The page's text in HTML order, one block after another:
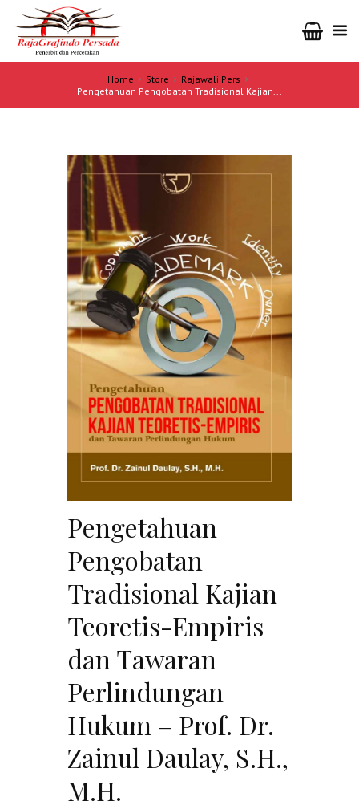
Home Store
Rajawali Pers
Pengetahuan Pengobatan Tradisional Kajian...
Pengetahuan
Pengobatan
Tradisional Kajian
Teoretis-Empiris
dan Tawaran
Perlindungan
Hukum – Prof. Dr.
Zainul Daulay, S.H.,
M.H.